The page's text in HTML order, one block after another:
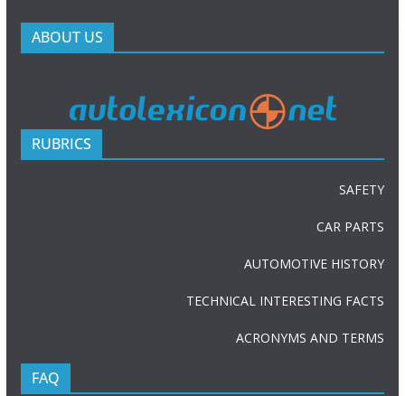
ABOUT US
RUBRICS
SAFETY
CAR PARTS
AUTOMOTIVE HISTORY
TECHNICAL INTERESTING FACTS
ACRONYMS AND TERMS
FAQ